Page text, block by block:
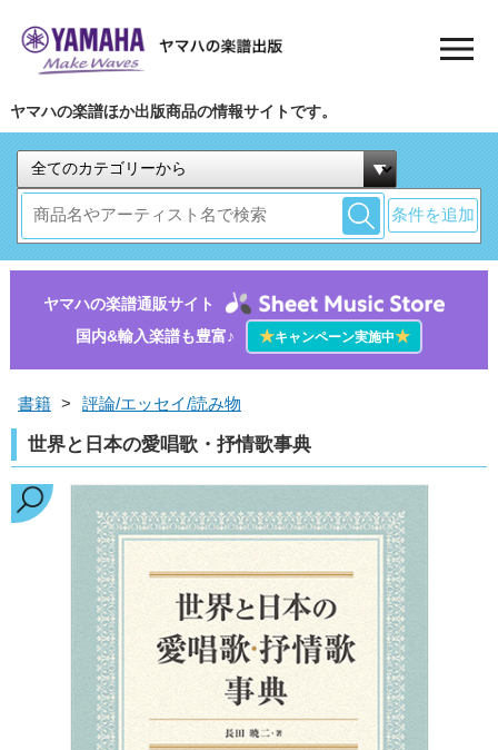
ヤマハの楽譜ほか出版商品の情報サイトです。
条件を追加
ヤマハの楽譜通販サイト
国内&輸入楽譜も豊富♪
★キャンペーン実施中★
書籍 > 評論/エッセイ/読み物
世界と日本の愛唱歌・抒情歌事典